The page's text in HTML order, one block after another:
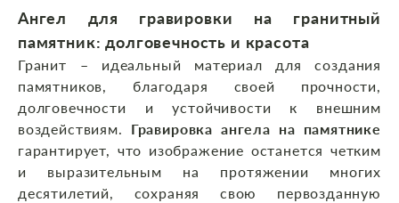
Ангел для гравировки на гранитный
памятник: долговечность и красота
Гранит – идеальный материал для создания
памятников, благодаря своей прочности,
долговечности и устойчивости к внешним
воздействиям. Гравировка ангела на памятнике
гарантирует, что изображение останется четким
и выразительным на протяжении многих
десятилетий, сохраняя свою первозданную